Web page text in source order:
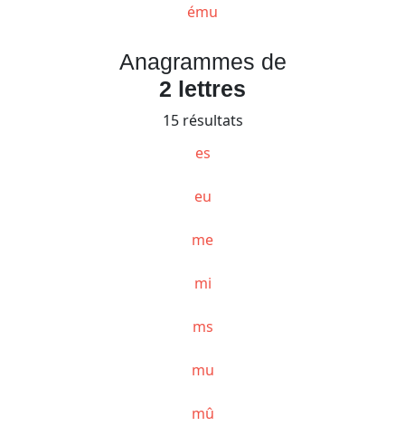
ému
Anagrammes de
2 lettres
15 résultats
es
eu
me
mi
ms
mu
mû